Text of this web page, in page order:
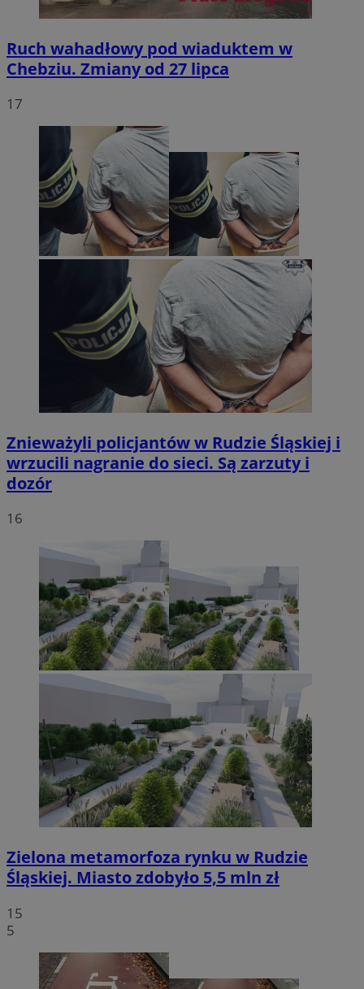
Ruch wahadłowy pod wiaduktem w
Chebziu. Zmiany od 27 lipca
17
Znieważyli policjantów w Rudzie Śląskiej i
wrzucili nagranie do sieci. Są zarzuty i
dozór
16
Zielona metamorfoza rynku w Rudzie
Śląskiej. Miasto zdobyło 5,5 mln zł
15
5